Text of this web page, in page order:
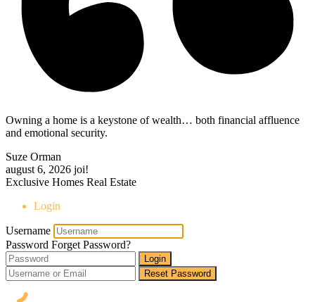
Owning a home is a keystone of wealth… both financial affluence
and emotional security.
Suze Orman
august 6, 2026 joi!
Exclusive Homes Real Estate
Login
Username
Password Forget Password?
Login
Reset Password